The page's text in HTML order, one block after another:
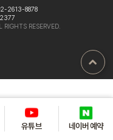
2613-8878
RESERVED.
유튜브 네이버 예약